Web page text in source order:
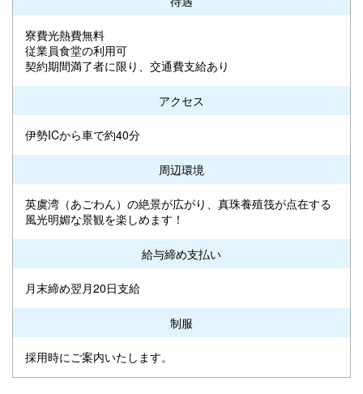
寮費光熱費無料
従業員食堂の利用可
契約期間満了者に限り、交通費支給あり
アクセス
伊勢ICから車で約40分
周辺環境
英虞湾（あごわん）の絶景が広がり、真珠養殖筏が点在する
風光明媚な景観を楽しめます！
給与締め支払い
月末締め翌月20日支給
制服
採用時にご案内いたします。